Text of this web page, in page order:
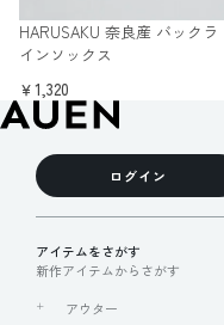
HARUSAKU 奈良産 バックラ
インソックス
￥1,320
ログイン
アイテムをさがす
新作アイテムからさがす
アウター